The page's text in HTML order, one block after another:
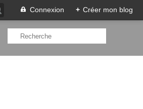
Connexion + Créer mon blog